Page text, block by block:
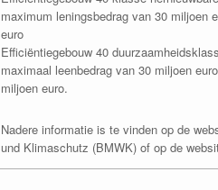
maximum leningsbedrag van 30 miljoen
euro
Efficiëntiegebouw 40
maximaal leenbedrag van 30 miljoen
miljoen euro.
Nadere informatie is te vinden op de
und Klimaschutz (BMWK) of op de